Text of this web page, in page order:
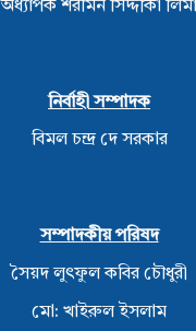
অধ্যাপক শরমিন সিদ্দীকা লিমা
নির্বাহী সম্পাদক
বিমল চন্দ্র দে সরকার
সম্পাদকীয় পরিষদ
সৈয়দ লুৎফুল কবির চৌধুরী
মো: খাইরুল ইসলাম